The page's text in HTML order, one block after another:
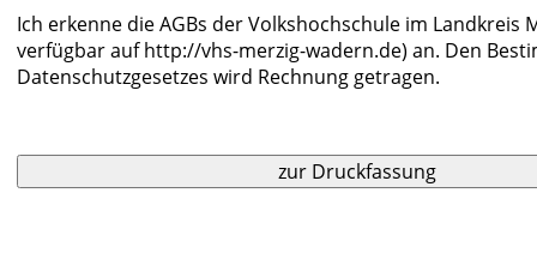
Ich erkenne die AGBs der Volkshochschule im Landkreis
verfügbar auf http://vhs-merzig-wadern.de) an. Den
Datenschutzgesetzes wird Rechnung getragen.